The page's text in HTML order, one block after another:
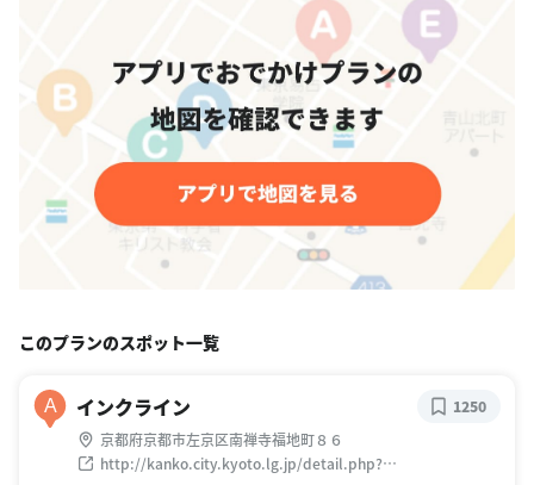
このプランのスポット一覧
A インクライン
京都府京都市左京区南禅寺福地町８６
http://kanko.city.kyoto.lg.jp/detail.php?
1250